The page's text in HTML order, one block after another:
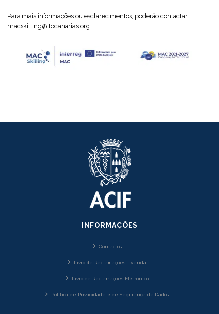
Para mais informações ou esclarecimentos, poderão contactar:
macskilling@itccanarias.org
INFORMAÇÕES
Contactos
Livro de Reclamações – venda
Livro de Reclamações Eletrónico
Política de Privacidade e de Segurança de Dados